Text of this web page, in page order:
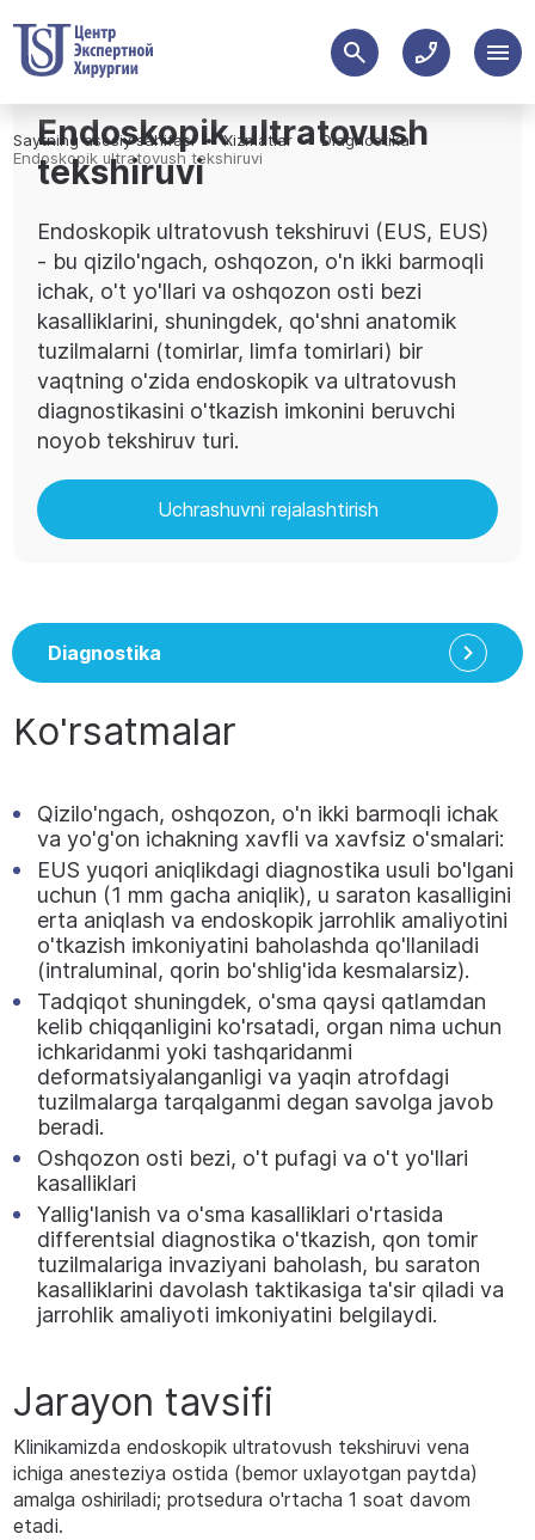
Saytning asosiy sahifasi Xizmatlar
Diagnostika
Endoskopik ultratovush tekshiruvi
Endoskopik ultratovush
tekshiruvi
Endoskopik ultratovush tekshiruvi (EUS, EUS)
- bu qizilo'ngach, oshqozon, o'n ikki barmoqli
ichak, o't yo'llari va oshqozon osti bezi
kasalliklarini, shuningdek, qo'shni anatomik
tuzilmalarni (tomirlar, limfa tomirlari) bir
vaqtning o'zida endoskopik va ultratovush
diagnostikasini o'tkazish imkonini beruvchi
noyob tekshiruv turi.
Uchrashuvni rejalashtirish
Diagnostika
Ko'rsatmalar
Qizilo'ngach, oshqozon, o'n ikki barmoqli ichak
va yo'g'on ichakning xavfli va xavfsiz o'smalari:
EUS yuqori aniqlikdagi diagnostika usuli bo'lgani
uchun (1 mm gacha aniqlik), u saraton kasalligini
erta aniqlash va endoskopik jarrohlik amaliyotini
o'tkazish imkoniyatini baholashda qo'llaniladi
(intraluminal, qorin bo'shlig'ida kesmalarsiz).
Tadqiqot shuningdek, o'sma qaysi qatlamdan
kelib chiqqanligini ko'rsatadi, organ nima uchun
ichkaridanmi yoki tashqaridanmi
deformatsiyalanganligi va yaqin atrofdagi
tuzilmalarga tarqalganmi degan savolga javob
beradi.
Oshqozon osti bezi, o't pufagi va o't yo'llari
kasalliklari
Yallig'lanish va o'sma kasalliklari o'rtasida
differentsial diagnostika o'tkazish, qon tomir
tuzilmalariga invaziyani baholash, bu saraton
kasalliklarini davolash taktikasiga ta'sir qiladi va
jarrohlik amaliyoti imkoniyatini belgilaydi.
Jarayon tavsifi
Klinikamizda endoskopik ultratovush tekshiruvi vena
ichiga anesteziya ostida (bemor uxlayotgan paytda)
amalga oshiriladi; protsedura o'rtacha 1 soat davom
etadi.